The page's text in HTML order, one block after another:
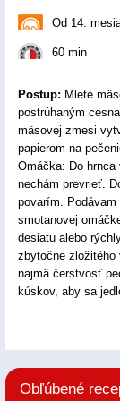
Od 14.
60 min
Postup: Mleté
postrúhaným
mäsovej zmesi
papierom na
Omáčka: Do
nechám prevrieť.
povarím.
smotanovej
desiatu alebo
zbytočne zložitého
najmä čerstvosť
kúskov, aby sa
Obľúbené